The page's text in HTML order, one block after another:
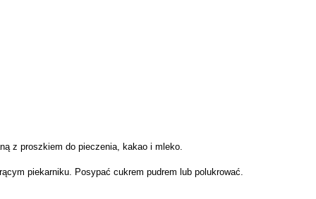
z proszkiem do pieczenia, kakao i mleko.
piekarniku. Posypać cukrem pudrem lub polukrować.